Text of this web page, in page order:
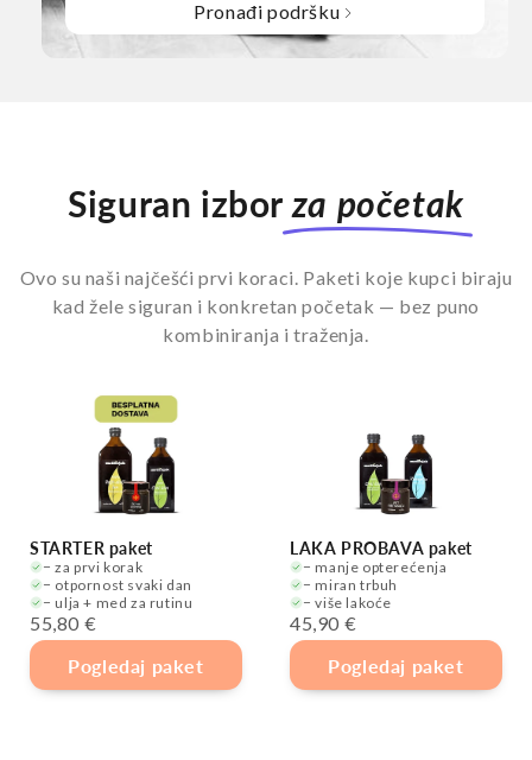
Pronađi podršku
Siguran izbor za početak
Ovo su naši najčešći prvi koraci. Paketi koje kupci biraju
kad žele siguran i konkretan početak — bez puno
kombiniranja i traženja.
STARTER paket
− za prvi korak
− otpornost svaki dan
− ulja + med za rutinu
55,80 €
Pogledaj paket
LAKA PROBAVA paket
− manje opterećenja
− miran trbuh
− više lakoće
45,90 €
Pogledaj paket